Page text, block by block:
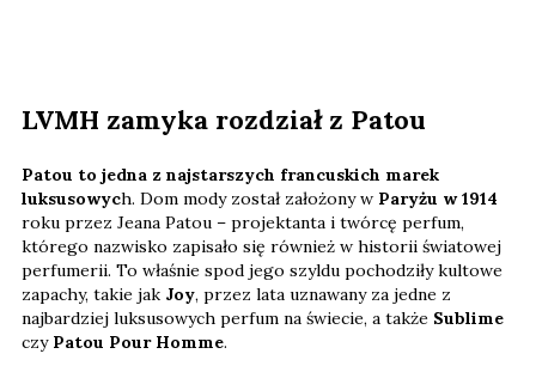
LVMH zamyka rozdział z Patou
Patou to jedna z najstarszych francuskich marek
luksusowych. Dom mody został założony w Paryżu w 1914
roku przez Jeana Patou – projektanta i twórcę perfum,
którego nazwisko zapisało się również w historii światowej
perfumerii. To właśnie spod jego szyldu pochodziły kultowe
zapachy, takie jak Joy, przez lata uznawany za jedne z
najbardziej luksusowych perfum na świecie, a także Sublime
czy Patou Pour Homme.